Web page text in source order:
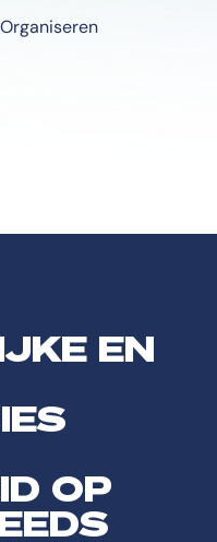
EN
OP